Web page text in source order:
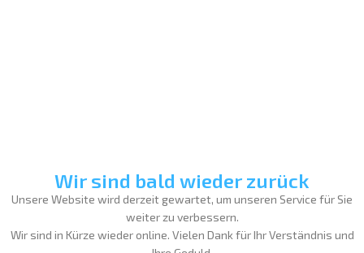
Wir sind bald wieder zurück
Unsere Website wird derzeit gewartet, um unseren Service für Sie
weiter zu verbessern.
Wir sind in Kürze wieder online. Vielen Dank für Ihr Verständnis und